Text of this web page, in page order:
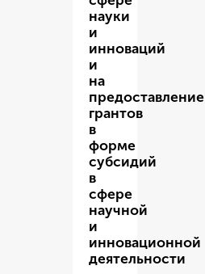
науки
и
инноваций
и
на
предоставление
грантов
в
форме
субсидий
в
сфере
научной
и
инновационной
деятельности